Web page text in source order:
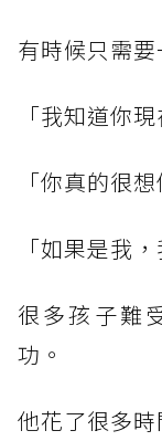
有時候只需要
「我知道你
「你真的很
「如果是我
很多孩子難
功。
他花了很多時